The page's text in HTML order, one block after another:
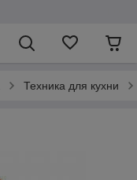
Техника для кухни